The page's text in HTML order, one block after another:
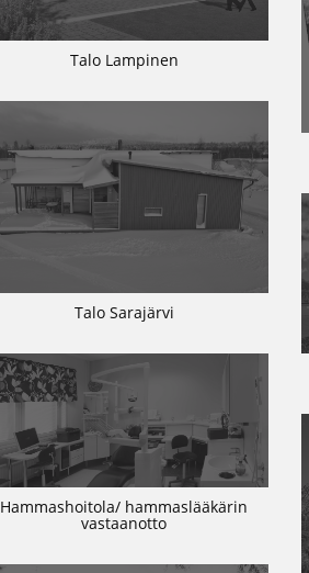
Talo Lampinen
Talo Sarajärvi
Hammashoitola/ hammaslääkärin
vastaanotto